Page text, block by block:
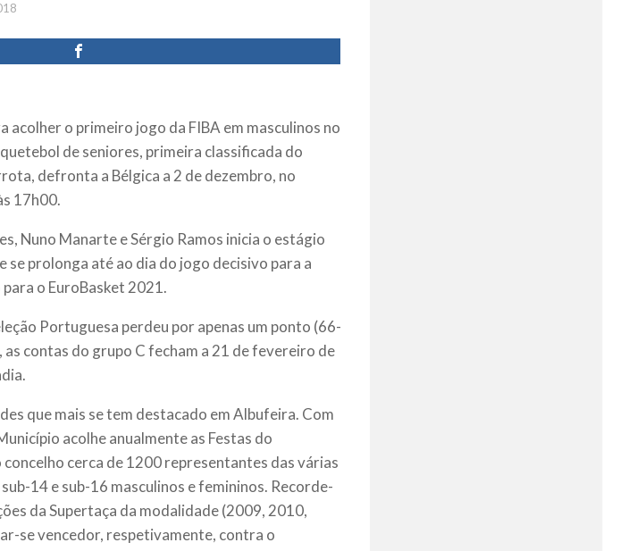
acolher o primeiro jogo da FIBA em masculinos no
de seniores, primeira classificada do
defronta a Bélgica a 2 de dezembro, no
17h00.
Nuno Manarte e Sérgio Ramos inicia o estágio
se prolonga até ao dia do jogo decisivo para a
o EuroBasket 2021.
Portuguesa perdeu por apenas um ponto (66-
contas do grupo C fecham a 21 de fevereiro de
que mais se tem destacado em Albufeira. Com
acolhe anualmente as Festas do
cerca de 1200 representantes das várias
14 e sub-16 masculinos e femininos. Recorde-
da Supertaça da modalidade (2009, 2010,
se vencedor, respetivamente, contra o